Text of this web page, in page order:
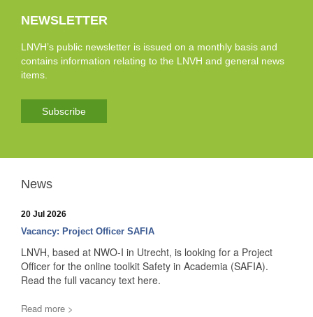
NEWSLETTER
LNVH’s public newsletter is issued on a monthly basis and
contains information relating to the LNVH and general news
items.
Subscribe
News
20 Jul 2026
Vacancy: Project Officer SAFIA
LNVH, based at NWO-I in Utrecht, is looking for a Project
Officer for the online toolkit Safety in Academia (SAFIA).
Read the full vacancy text here.
Read more >